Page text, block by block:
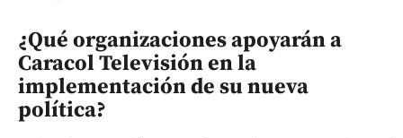
¿Qué organizaciones apoyarán a
Caracol Televisión en la
implementación de su nueva
política?